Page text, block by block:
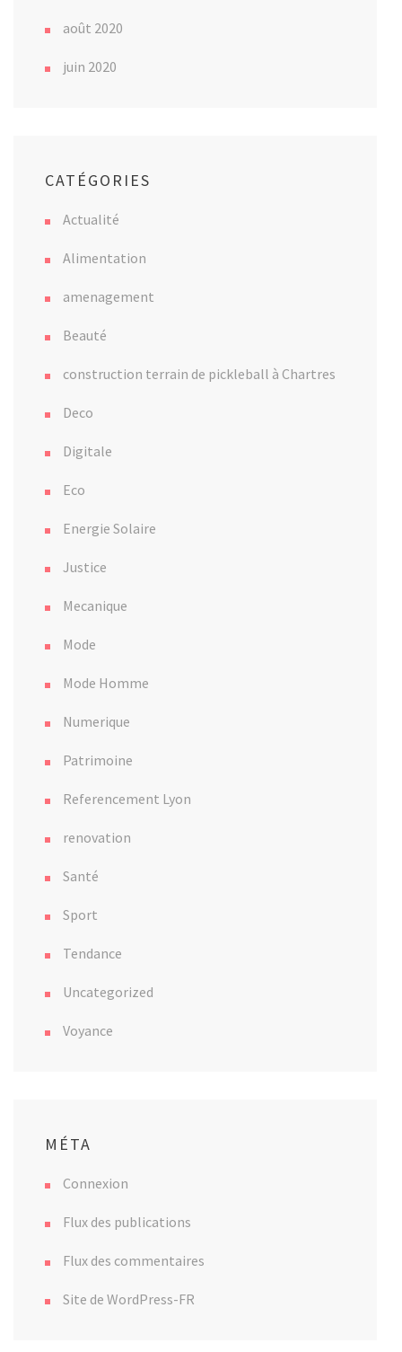
août 2020
juin 2020
CATÉGORIES
Actualité
Alimentation
amenagement
Beauté
construction terrain de pickleball à Chartres
Deco
Digitale
Eco
Energie Solaire
Justice
Mecanique
Mode
Mode Homme
Numerique
Patrimoine
Referencement Lyon
renovation
Santé
Sport
Tendance
Uncategorized
Voyance
MÉTA
Connexion
Flux des publications
Flux des commentaires
Site de WordPress-FR